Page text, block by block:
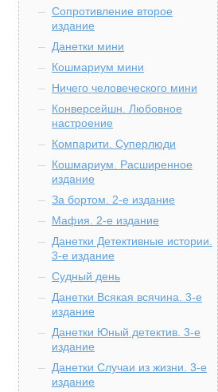
Сопротивление второе
издание
Данетки мини
Кошмариум мини
Ничего человеческого мини
Конверсейшн. Любовное
настроение
Компарити. Суперлюди
Кошмариум. Расширенное
издание
За бортом. 2-е издание
Мафия. 2-е издание
Данетки Детективные истории.
3-е издание
Судный день
Данетки Всякая всячина. 3-е
издание
Данетки Юный детектив. 3-е
издание
Данетки Случаи из жизни. 3-е
издание